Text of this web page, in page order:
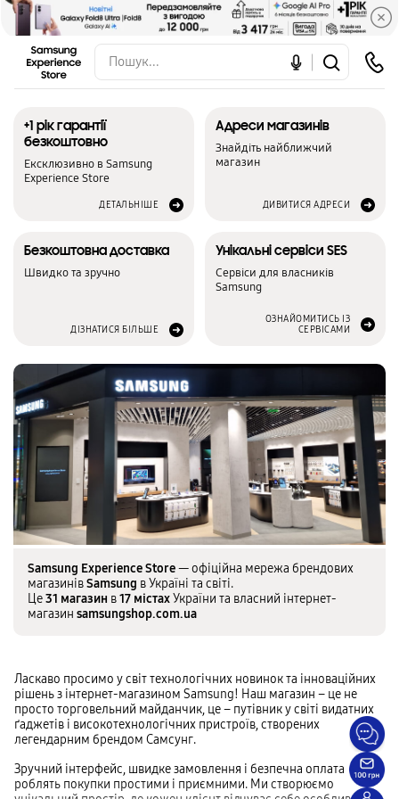
+1 рік гарантії
безкоштовно
Ексклюзивно в Samsung
Experience Store
ДЕТАЛЬНІШЕ
Адреси магазинів
Знайдіть найближчий
магазин
ДИВИТИСЯ АДРЕСИ
Безкоштовна доставка
Швидко та зручно
ДІЗНАТИСЯ БІЛЬШЕ
Унікальні сервіси SES
Сервіси для власників
Samsung
ОЗНАЙОМИТИСЬ ІЗ
СЕРВІСАМИ
Samsung Experience Store— офіційна мережа брендових
магазинівSamsung в Україні та світі.
Це31 магазин в17 містахУкраїни та власний інтернет-
магазин samsungshop.com.ua
Ласкаво просимо у світ технологічних новинок та інноваційних
рішень з інтернет-магазином Samsung! Наш магазин – це не
просто торговельний майданчик, це – путівник у світі видатних
ґаджетів і високотехнологічних пристроїв, створених
легендарним брендом Самсунг.
Зручний інтерфейс, швидке замовлення і безпечна оплата
роблять покупки простими і приємними. Ми створюємо